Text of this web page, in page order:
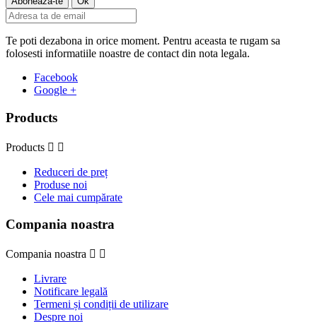
Te poti dezabona in orice moment. Pentru aceasta te rugam sa
folosesti informatiile noastre de contact din nota legala.
Facebook
Google +
Products
Products  
Reduceri de preț
Produse noi
Cele mai cumpărate
Compania noastra
Compania noastra  
Livrare
Notificare legală
Termeni și condiții de utilizare
Despre noi